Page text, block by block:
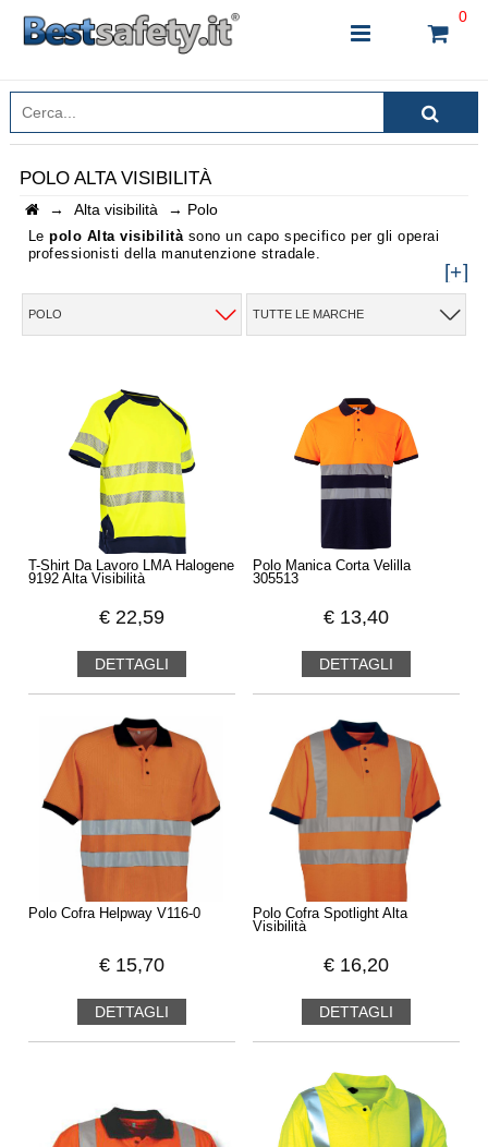
0
INSERISCI IL NOME DEL PRODOTTO CHE STAI
CERCANDO
CHIUDI RICERCA
POLO ALTA VISIBILITÀ
→ Alta visibilità → Polo
Lepolo Alta visibilitàsono un capo specifico per gli operai
professionisti della manutenzione stradale.
[+]
POLO TUTTE LE MARCHE
T-Shirt Da Lavoro LMA Halogene
9192 Alta Visibilità
€ 22,59
DETTAGLI
Polo Manica Corta Velilla
305513
€ 13,40
DETTAGLI
Polo Cofra Helpway V116-0
€ 15,70
DETTAGLI
Polo Cofra Spotlight Alta
Visibilità
€ 16,20
DETTAGLI